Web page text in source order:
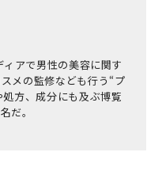
アで男性の美容に関す
メの監修なども行う“プ
方、成分にも及ぶ博覧
だ。